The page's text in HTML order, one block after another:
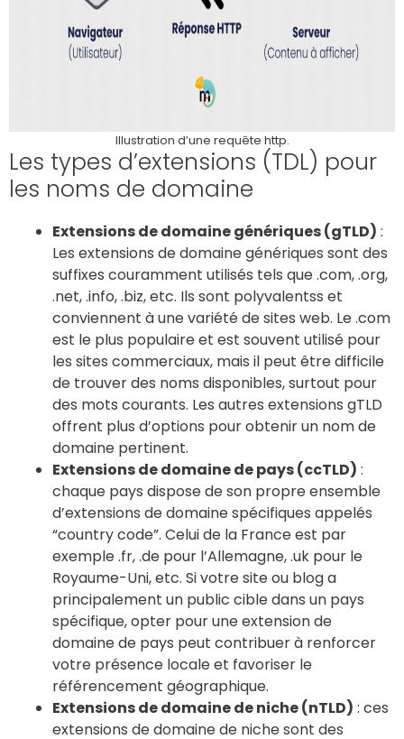
Illustration d’une requête http.
Les types d’extensions (TDL) pour
les noms de domaine
Extensions de domaine génériques (gTLD) :
Les extensions de domaine génériques sont des
suffixes couramment utilisés tels que .com, .org,
.net, .info, .biz, etc. Ils sont polyvalentss et
conviennent à une variété de sites web. Le .com
est le plus populaire et est souvent utilisé pour
les sites commerciaux, mais il peut être difficile
de trouver des noms disponibles, surtout pour
des mots courants. Les autres extensions gTLD
offrent plus d’options pour obtenir un nom de
domaine pertinent.
Extensions de domaine de pays (ccTLD) :
chaque pays dispose de son propre ensemble
d’extensions de domaine spécifiques appelés
“country code”. Celui de la France est par
exemple .fr, .de pour l’Allemagne, .uk pour le
Royaume-Uni, etc. Si votre site ou blog a
principalement un public cible dans un pays
spécifique, opter pour une extension de
domaine de pays peut contribuer à renforcer
votre présence locale et favoriser le
référencement géographique.
Extensions de domaine de niche (nTLD) : ces
extensions de domaine de niche sont des